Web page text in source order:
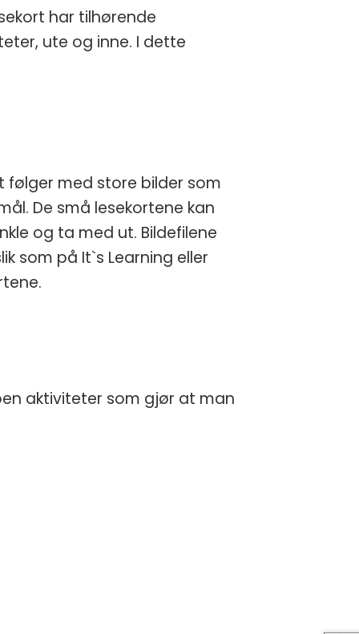
har tilhørende
ute og inne. I dette
med store bilder som
De små lesekortene kan
og ta med ut. Bildefilene
som på It`s Learning eller
aktiviteter som gjør at man